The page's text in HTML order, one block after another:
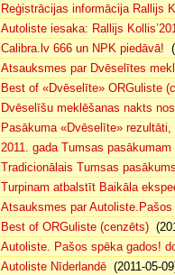
Reģistrācijas informācija Rallijs
Autoliste iesaka: Rallijs
Calibra.lv 666 un NPK piedāvā!
Atsauksmes par Dvēselītes
Best of «Dvēselīte» ORGuliste
Dvēselīšu meklēšanas nakts
Pasākuma «Dvēselīte»
2011. gada Tumsas
Tradicionālais Tumsas
Turpinam atbalstīt Baikāla
Atsauksmes par
Best of ORGuliste (cenzēts)
Autoliste. Pašos spēka gados!
Autoliste Nīderlandē (2011-05-